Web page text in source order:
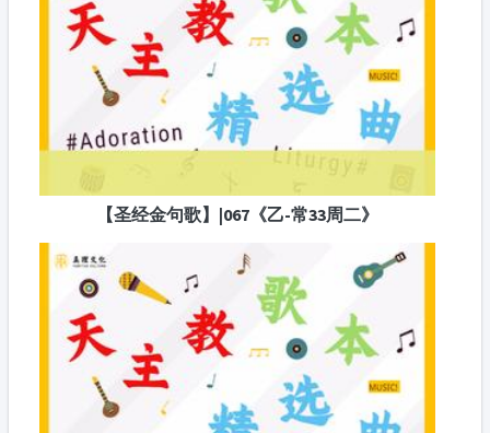
【圣经金句歌】|067《乙-常33周二》